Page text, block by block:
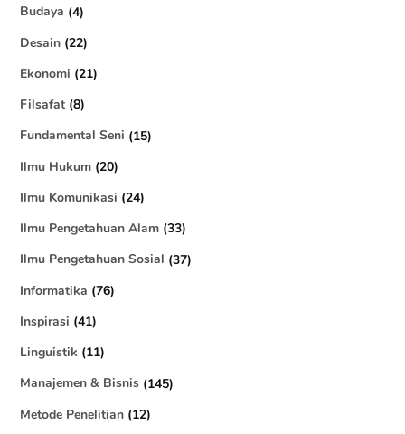
Budaya (4)
Desain (22)
Ekonomi (21)
Filsafat (8)
Fundamental Seni (15)
Ilmu Hukum (20)
Ilmu Komunikasi (24)
Ilmu Pengetahuan Alam (33)
Ilmu Pengetahuan Sosial (37)
Informatika (76)
Inspirasi (41)
Linguistik (11)
Manajemen & Bisnis (145)
Metode Penelitian (12)